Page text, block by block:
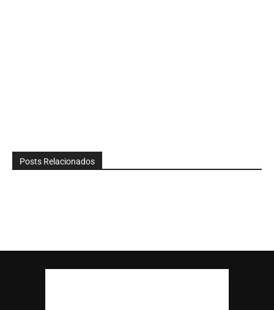
Posts Relacionados